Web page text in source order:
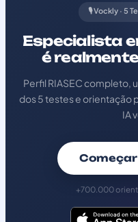
🎙️ Vockly · 5
Especialista
é
Perfil RIASEC completo,
dos 5 testes e orientação
IA
+700.000